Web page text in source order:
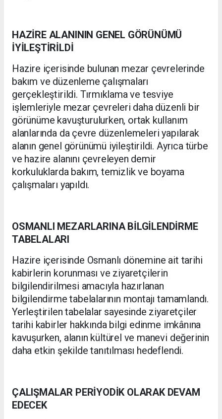
HAZİRE ALANININ GENEL GÖRÜNÜMÜ
İYİLEŞTİRİLDİ
Hazire içerisinde bulunan mezar çevrelerinde
bakım ve düzenleme çalışmaları
gerçekleştirildi. Tırmıklama ve tesviye
işlemleriyle mezar çevreleri daha düzenli bir
görünüme kavuşturulurken, ortak kullanım
alanlarında da çevre düzenlemeleri yapılarak
alanın genel görünümü iyileştirildi. Ayrıca türbe
ve hazire alanını çevreleyen demir
korkuluklarda bakım, temizlik ve boyama
çalışmaları yapıldı.
OSMANLI MEZARLARINA BİLGİLENDİRME
TABELALARI
Hazire içerisinde Osmanlı dönemine ait tarihi
kabirlerin korunması ve ziyaretçilerin
bilgilendirilmesi amacıyla hazırlanan
bilgilendirme tabelalarının montajı tamamlandı.
Yerleştirilen tabelalar sayesinde ziyaretçiler
tarihi kabirler hakkında bilgi edinme imkânına
kavuşurken, alanın kültürel ve manevi değerinin
daha etkin şekilde tanıtılması hedeflendi.
ÇALIŞMALAR PERİYODİK OLARAK DEVAM
EDECEK